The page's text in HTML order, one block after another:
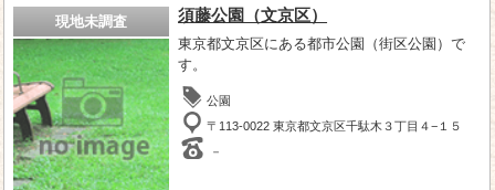
現地未調査 須藤公園（文京区）
東京都文京区にある都市公園（街区公園）で
す。
公園
〒113-0022 東京都文京区千駄木３丁目４−１５
－